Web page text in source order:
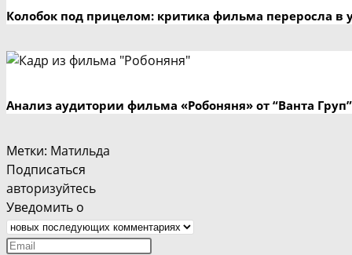
Колобок под прицелом: критика фильма переросла в
Анализ аудитории фильма «Робоняня» от “Ванта Груп”
Метки: Матильда
Подписаться
авторизуйтесь
Уведомить о